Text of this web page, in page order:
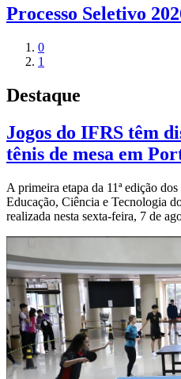
Processo Seletivo
0
1
Destaque
Jogos do IFRS têm
tênis de mesa em
A primeira etapa da 11ª edição
Educação, Ciência e Tecnologia
realizada nesta sexta-feira, 7 de